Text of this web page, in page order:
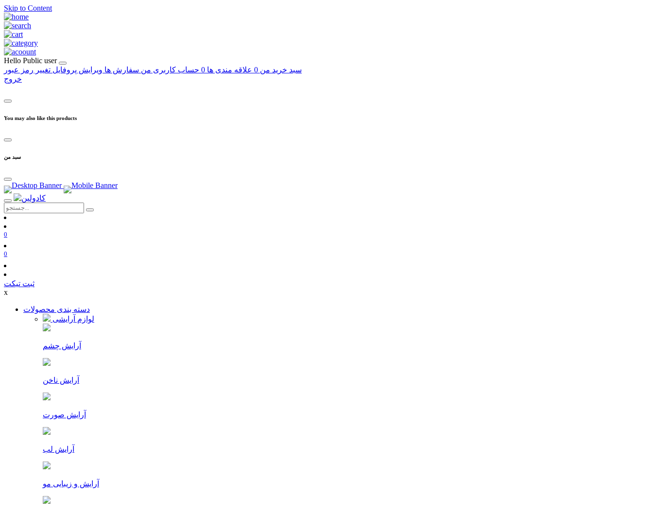
Skip to Content
Hello Public user
سبد خرید من 0 علاقه مندی ها 0 حساب کاربری من سفارش ها ویرایش پروفایل تغییر رمز عبور
خروج
You may also like this products
سبد من
0
0
ثبت تیکت
x
دسته بندی محصولات
لوازم آرایشی
آرایش چشم
آرایش ناخن
آرایش صورت
آرایش لب
آرایش و زیبایی مو